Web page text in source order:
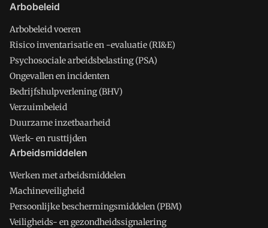
Arbobeleid
Arbobeleid voeren
Risico inventarisatie en -evaluatie (RI&E)
Psychosociale arbeidsbelasting (PSA)
Ongevallen en incidenten
Bedrijfshulpverlening (BHV)
Verzuimbeleid
Duurzame inzetbaarheid
Werk- en rusttijden
Arbeidsmiddelen
Werken met arbeidsmiddelen
Machineveiligheid
Persoonlijke beschermingsmiddelen (PBM)
Veiligheids- en gezondheidssignalering